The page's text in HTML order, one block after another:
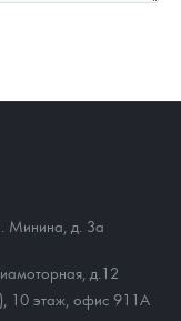
Минина, д. 3а
д.12
10 этаж, офис 911А